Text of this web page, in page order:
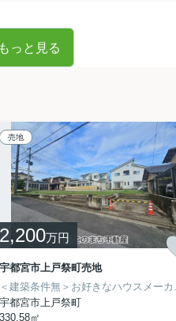
っと見る
■福祉施設等の公益上必要な建築物
売地
2,200万円
宇都宮市上戸祭町売地
宇都宮市上戸祭町
330.58㎡